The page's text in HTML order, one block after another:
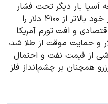
آسیا بار دیگر تحت فشار
قرار گرفت و نتوانست رشد اخیر خود بالاتر از ۴۱۰۰ دلار را
و افت تورم آمریکا
و حمایت موقت از طلا شد،
از قیمت نفت و احتمال
همچنان بر چشم‌انداز فلز